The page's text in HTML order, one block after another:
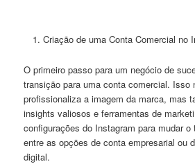
Criação de uma Conta Comercial no
O primeiro passo para um negócio de
transição para uma conta comercial. Isso
profissionaliza a imagem da marca, mas
insights valiosos e ferramentas de
configurações do Instagram para mudar
entre as opções de conta empresarial ou
digital.